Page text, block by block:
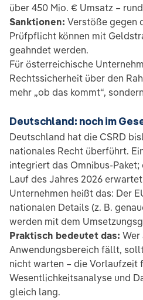
über 450 Mio. € Umsatz –
Sanktionen: Verstöße gegen
Prüfpflicht können mit
geahndet werden.
Für österreichische
Rechtssicherheit über den
mehr „ob das kommt“,
Deutschland: noch im
Deutschland hat die CSRD
nationales Recht überführt.
integriert das Omnibus-
Lauf des Jahres 2026
Unternehmen heißt das: Der
nationalen Details (z. B.
werden mit dem
Praktisch bedeutet das: Wer
Anwendungsbereich fällt,
nicht warten – die Vorlaufzeit
Wesentlichkeitsanalyse und
gleich lang.